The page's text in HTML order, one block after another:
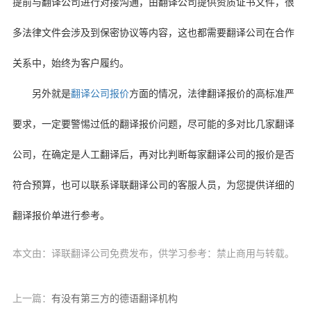
提前与翻译公司进行对接沟通，由翻译公司提供资质证书文件，很
多法律文件会涉及到保密协议等内容，这也都需要翻译公司在合作
关系中，始终为客户履约。
另外就是翻译公司报价方面的情况，法律翻译报价的高标准严
要求，一定要警惕过低的翻译报价问题，尽可能的多对比几家翻译
公司，在确定是人工翻译后，再对比判断每家翻译公司的报价是否
符合预算，也可以联系译联翻译公司的客服人员，为您提供详细的
翻译报价单进行参考。
本文由：译联翻译公司免费发布，供学习参考：禁止商用与转载。
上一篇： 有没有第三方的德语翻译机构